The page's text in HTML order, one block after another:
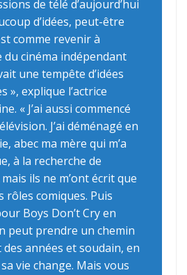
de télé d’aujourd’hui
d’idées, peut-être
comme revenir à
du cinéma indépendant
une tempête d’idées
», explique l’actrice
« J’ai aussi commencé
J’ai déménagé en
abec ma mère qui m’a
à la recherche de
ils ne m’ont écrit que
rôles comiques. Puis
Boys Don’t Cry en
peut prendre un chemin
années et soudain, en
vie change. Mais vous